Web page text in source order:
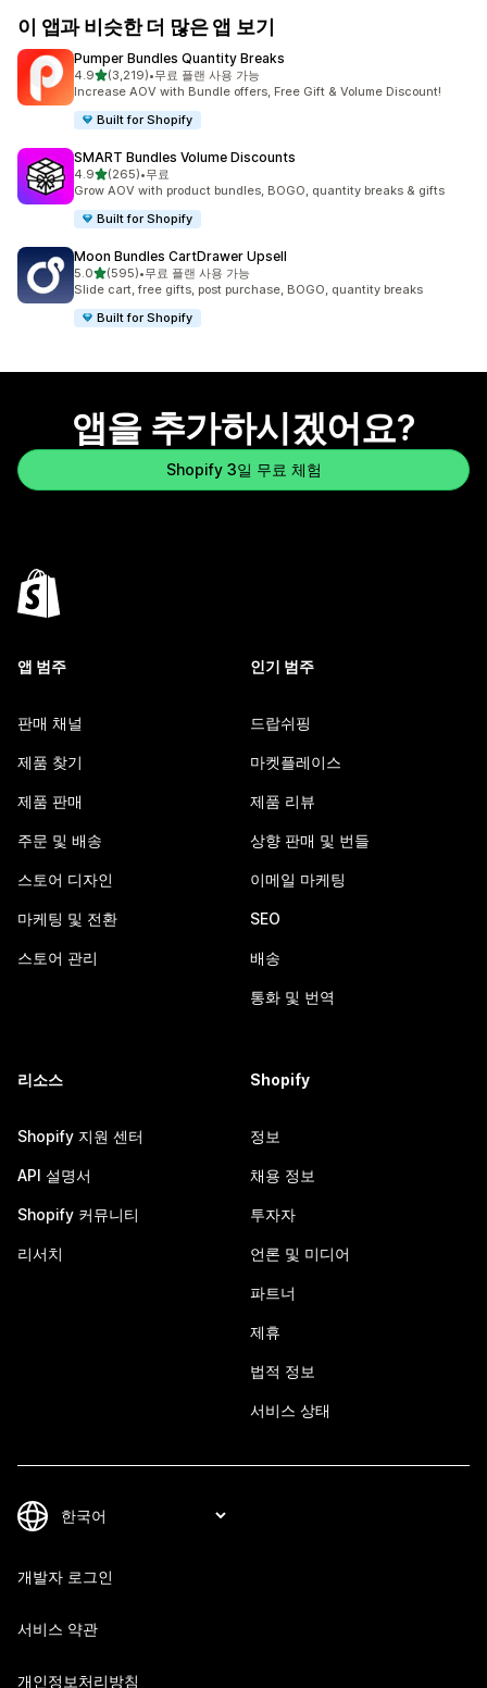
이 앱과 비슷한 더 많은 앱 보기
Pumper Bundles Quantity Breaks
4.9별 5개 중
(3,219)
총 리뷰 3219개
•무료 플랜 사용 가능
Increase AOV with Bundle offers, Free Gift & Volume Discount!
Built for Shopify
SMART Bundles Volume Discounts
4.9별 5개 중
(265)
총 리뷰 265개
•무료
Grow AOV with product bundles, BOGO, quantity breaks & gifts
Built for Shopify
Moon Bundles CartDrawer Upsell
5.0별 5개 중
(595)
총 리뷰 595개
•무료 플랜 사용 가능
Slide cart, free gifts, post purchase, BOGO, quantity breaks
Built for Shopify
앱을 추가하시겠어요?
Shopify 3일 무료 체험
앱 범주
판매 채널
제품 찾기
제품 판매
주문 및 배송
스토어 디자인
마케팅 및 전환
스토어 관리
인기 범주
드랍쉬핑
마켓플레이스
제품 리뷰
상향 판매 및 번들
이메일 마케팅
SEO
배송
통화 및 번역
리소스
Shopify 지원 센터
API 설명서
Shopify 커뮤니티
리서치
Shopify
정보
채용 정보
투자자
언론 및 미디어
파트너
제휴
법적 정보
서비스 상태
개발자 로그인
서비스 약관
개인정보처리방침